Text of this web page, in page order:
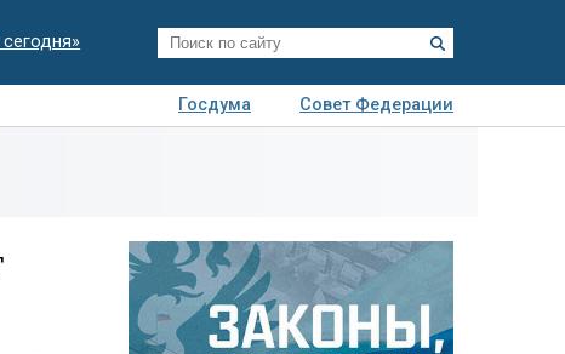
Госдума
Совет Федерации